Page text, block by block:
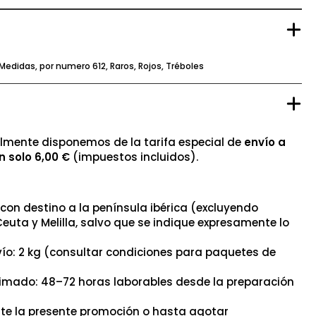
,por numero 612,Raros,Rojos, Tréboles
disponemos de la tarifa especial de envío a
solo 6,00 € (impuestos incluidos).
destino a la península ibérica (excluyendo
y Melilla, salvo que se indique expresamente lo
2 kg (consultar condiciones para paquetes de
48–72 horas laborables desde la preparación
la presente promoción o hasta agotar